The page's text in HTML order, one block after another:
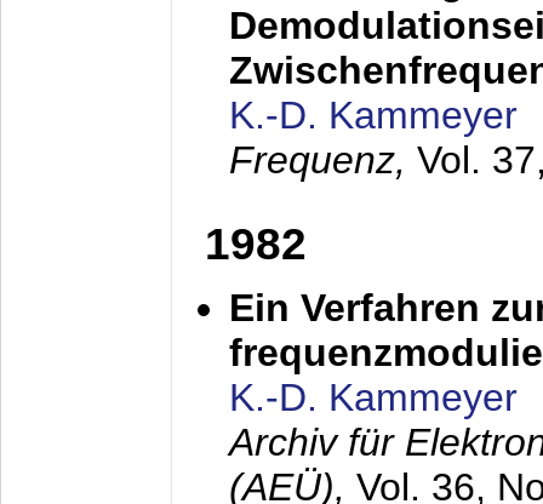
K.-D. Kammeyer
Frequenz, Vol.
1982
Ein Verfahren
K.-D. Kammeyer
Archiv für
(AEÜ), Vol. 36,